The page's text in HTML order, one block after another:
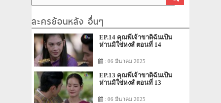
ละครย้อนหลัง อื่นๆ
EP.14 คุณพี่เจ้าขาดิฉันเป็น
ห่านมิใช่หงส์ ตอนที่ 14
: 06 มีนาคม 2025
EP.13 คุณพี่เจ้าขาดิฉันเป็น
ห่านมิใช่หงส์ ตอนที่ 13
: 06 มีนาคม 2025